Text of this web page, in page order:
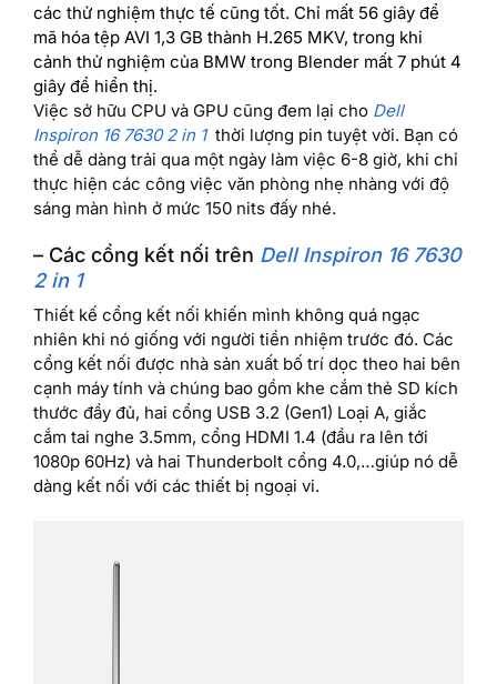
các thử nghiệm thực tế cũng tốt. Chỉ mất 56 giây để
mã hóa tệp AVI 1,3 GB thành H.265 MKV, trong khi
cảnh thử nghiệm của BMW trong Blender mất 7 phút 4
giây để hiển thị.
Việc sở hữu CPU và GPU cũng đem lại cho Dell
Inspiron 16 7630 2 in 1 thời lượng pin tuyệt vời. Bạn có
thể dễ dàng trải qua một ngày làm việc 6-8 giờ, khi chỉ
thực hiện các công việc văn phòng nhẹ nhàng với độ
sáng màn hình ở mức 150 nits đấy nhé.
– Các cổng kết nối trên Dell Inspiron 16 7630
2 in 1
Thiết kế cổng kết nối khiến mình không quá ngạc
nhiên khi nó giống với người tiền nhiệm trước đó. Các
cổng kết nối được nhà sản xuất bố trí dọc theo hai bên
cạnh máy tính và chúng bao gồm khe cắm thẻ SD kích
thước đầy đủ, hai cổng USB 3.2 (Gen1) Loại A, giắc
cắm tai nghe 3.5mm, cổng HDMI 1.4 (đầu ra lên tới
1080p 60Hz) và hai Thunderbolt cổng 4.0,…giúp nó dễ
dàng kết nối với các thiết bị ngoại vi.